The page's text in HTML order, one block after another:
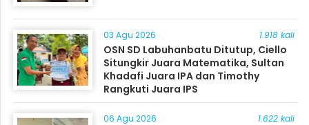
03 Agu 2026 1.918 kali
OSN SD Labuhanbatu Ditutup, Ciello
Situngkir Juara Matematika, Sultan
Khadafi Juara IPA dan Timothy
Rangkuti Juara IPS
06 Agu 2026 1.622 kali